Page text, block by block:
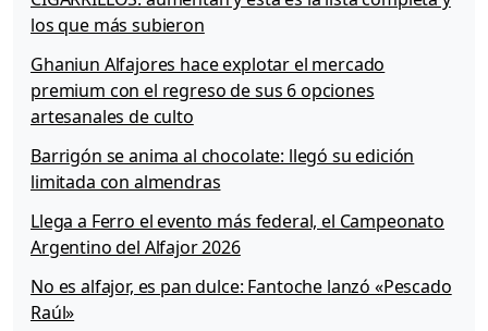
a
c
O
l
P
los que más subieron
Ghaniun Alfajores hace explotar el mercado
premium con el regreso de sus 6 opciones
artesanales de culto
Barrigón se anima al chocolate: llegó su edición
limitada con almendras
Llega a Ferro el evento más federal, el Campeonato
Argentino del Alfajor 2026
No es alfajor, es pan dulce: Fantoche lanzó «Pescado
Raúl»